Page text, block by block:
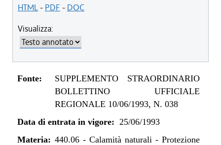
HTML- PDF - DOC
Visualizza:
Fonte:
SUPPLEMENTO STRAORDINARIO
BOLLETTINO UFFICIALE
REGIONALE 10/06/1993, N. 038
Data di entrata in vigore: 25/06/1993
Materia: 440.06- Calamità naturali - Protezione